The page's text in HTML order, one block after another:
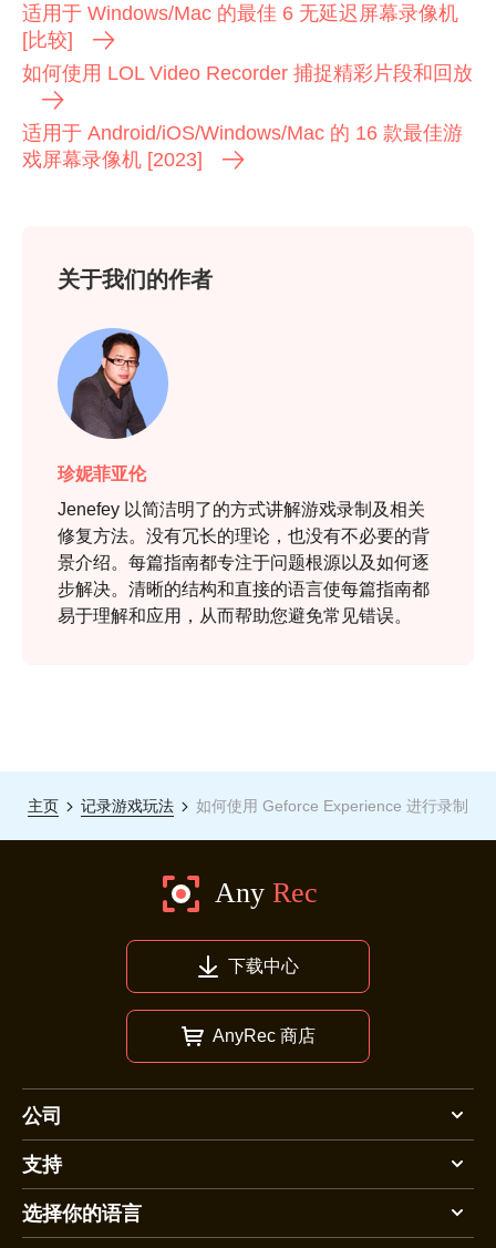
适用于 Windows/Mac 的最佳 6 无延迟屏幕录像机
[比较]
如何使用 LOL Video Recorder 捕捉精彩片段和回放
适用于 Android/iOS/Windows/Mac 的 16 款最佳游
戏屏幕录像机 [2023]
关于我们的作者
珍妮菲亚伦
Jenefey 以简洁明了的方式讲解游戏录制及相关
修复方法。没有冗长的理论，也没有不必要的背
景介绍。每篇指南都专注于问题根源以及如何逐
步解决。清晰的结构和直接的语言使每篇指南都
易于理解和应用，从而帮助您避免常见错误。
主页 记录游戏玩法 如何使用 Geforce Experience 进行录制
下载中心
AnyRec 商店
公司
支持
选择你的语言